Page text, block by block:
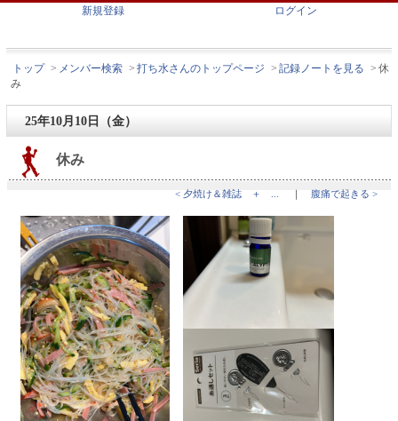
新規登録 ログイン
トップ > メンバー検索 > 打ち水さんのトップページ > 記録ノートを見る > 休
み
25年10月10日（金）
休み
< 夕焼け＆雑誌 ＋ ... ｜ 腹痛で起きる >